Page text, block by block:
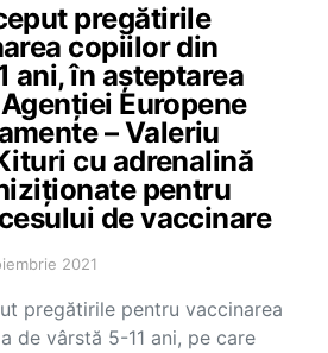
pregătirile
copiilor din
ani, în așteptarea
Europene
– Valeriu
cu adrenalină
pentru
de vaccinare
2021
pregătirile pentru vaccinarea
de vârstă 5-11 ani, pe care